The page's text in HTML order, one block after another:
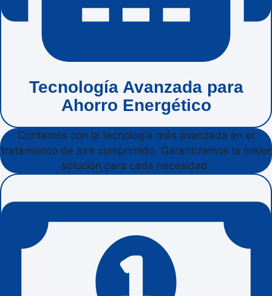
Tecnología Avanzada para
Ahorro Energético
Contamos con la tecnología más avanzada en el
tratamiento de aire comprimido. Garantizamos la mejor
solución para cada necesidad.